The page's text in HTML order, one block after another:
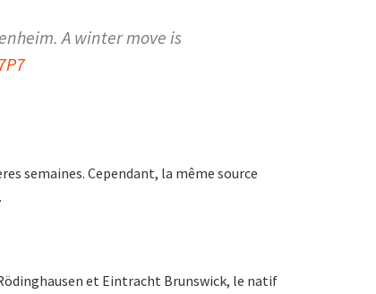
A winter move is
semaines. Cependant, la même source
et Eintracht Brunswick, le natif